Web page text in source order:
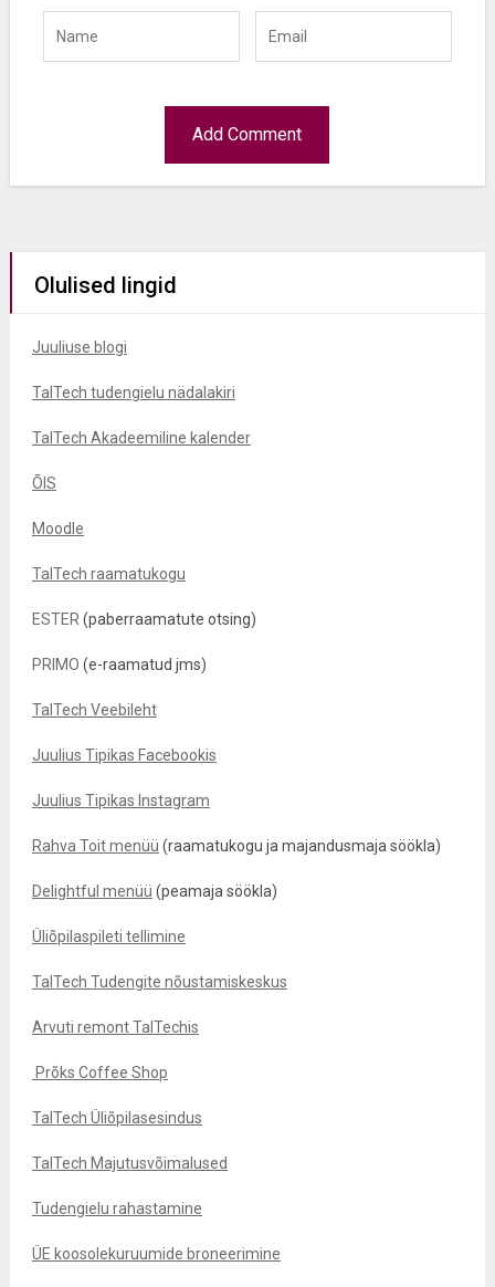
Olulised lingid
Juuliuse blogi
TalTech tudengielu nädalakiri
TalTech Akadeemiline kalender
ÕIS
Moodle
TalTech raamatukogu
ESTER (paberraamatute otsing)
PRIMO (e-raamatud jms)
TalTech Veebileht
Juulius Tipikas Facebookis
Juulius Tipikas Instagram
Rahva Toit menüü (raamatukogu ja majandusmaja söökla)
Delightful menüü (peamaja söökla)
Üliõpilaspileti tellimine
TalTech Tudengite nõustamiskeskus
Arvuti remont TalTechis
Prõks Coffee Shop
TalTech Üliõpilasesindus
TalTech Majutusvõimalused
Tudengielu rahastamine
ÜE koosolekuruumide broneerimine